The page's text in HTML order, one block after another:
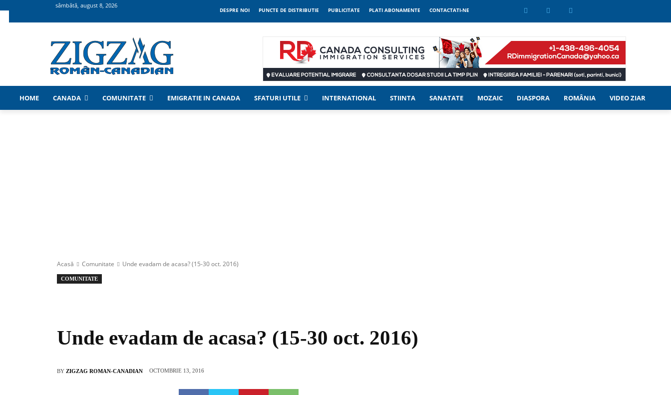
sâmbătă, august 8, 2026
DESPRE NOI PUNCTE DE DISTRIBUTIE PUBLICITATE PLATI ABONAMENTE CONTACTATI-NE
HOME CANADA COMUNITATE EMIGRATIE IN CANADA SFATURI UTILE INTERNATIONAL STIINTA SANATATE MOZAIC DIASPORA ROMÂNIA VIDEO ZIAR
Acasă Comunitate Unde evadam de acasa? (15-30 oct. 2016)
COMUNITATE
Unde evadam de acasa? (15-30 oct. 2016)
BY ZIGZAG ROMAN-CANADIAN OCTOMBRIE 13, 2016